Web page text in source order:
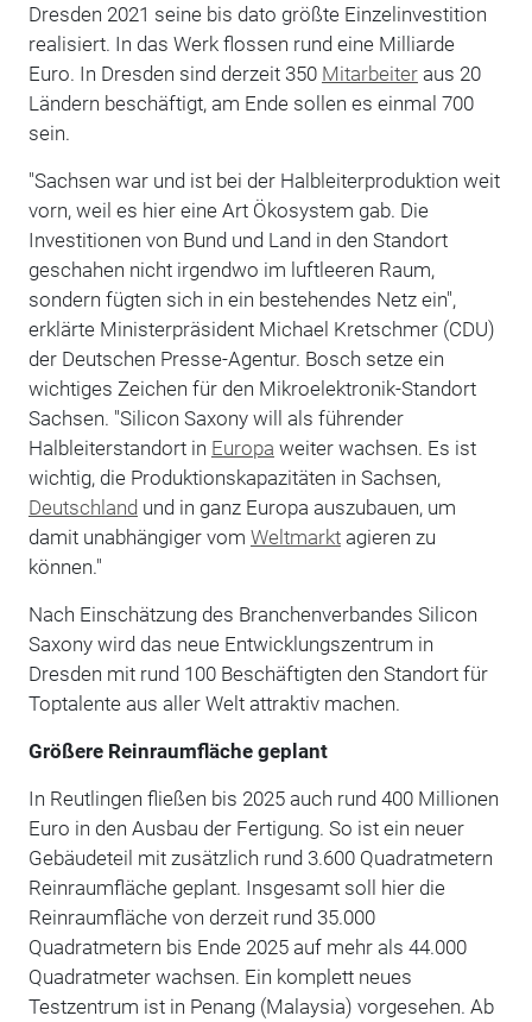
Dresden 2021 seine bis dato größte Einzelinvestition
realisiert. In das Werk flossen rund eine Milliarde
Euro. In Dresden sind derzeit 350 Mitarbeiteraus 20
Ländern beschäftigt, am Ende sollen es einmal 700
sein.
"Sachsen war und ist bei der Halbleiterproduktion weit
vorn, weil es hier eine Art Ökosystem gab. Die
Investitionen von Bund und Land in den Standort
geschahen nicht irgendwo im luftleeren Raum,
sondern fügten sich in ein bestehendes Netz ein",
erklärte Ministerpräsident Michael Kretschmer (CDU)
der Deutschen Presse-Agentur. Bosch setze ein
wichtiges Zeichen für den Mikroelektronik-Standort
Sachsen. "Silicon Saxony will als führender
Halbleiterstandort in Europa weiter wachsen. Es ist
wichtig, die Produktionskapazitäten in Sachsen,
Deutschland und in ganz Europa auszubauen, um
damit unabhängiger vom Weltmarktagieren zu
können."
Nach Einschätzung des Branchenverbandes Silicon
Saxony wird das neue Entwicklungszentrum in
Dresden mit rund 100 Beschäftigten den Standort für
Toptalente aus aller Welt attraktiv machen.
Größere Reinraumfläche geplant
In Reutlingen fließen bis 2025 auch rund 400 Millionen
Euro in den Ausbau der Fertigung. So ist ein neuer
Gebäudeteil mit zusätzlich rund 3.600 Quadratmetern
Reinraumfläche geplant. Insgesamt soll hier die
Reinraumfläche von derzeit rund 35.000
Quadratmetern bis Ende 2025 auf mehr als 44.000
Quadratmeter wachsen. Ein komplett neues
Testzentrum ist in Penang (Malaysia) vorgesehen. Ab